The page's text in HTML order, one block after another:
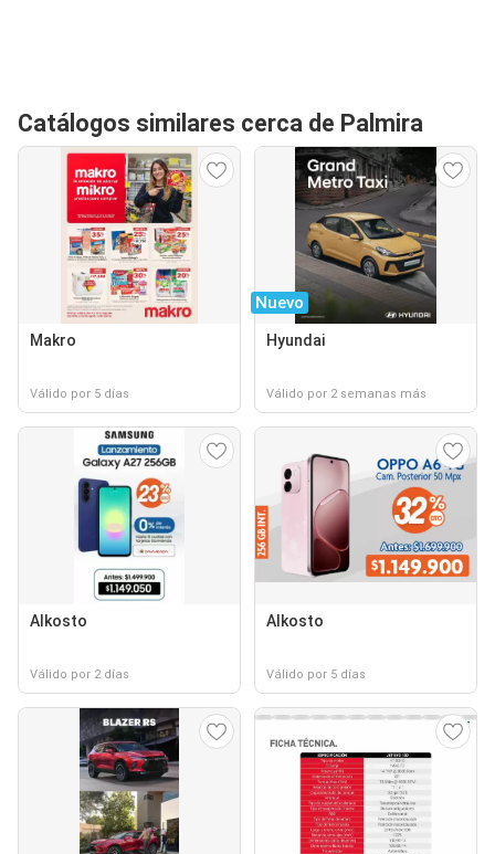
Catálogos similares cerca de Palmira
Makro
Válido por 5 días
Nuevo
Hyundai
Válido por 2 semanas más
Alkosto
Válido por 2 días
Alkosto
Válido por 5 días